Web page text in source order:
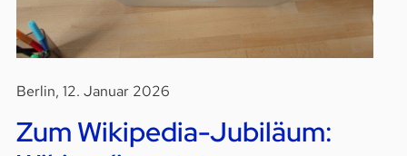
Berlin, 12. Januar 2026
Zum Wikipedia-Jubiläum: